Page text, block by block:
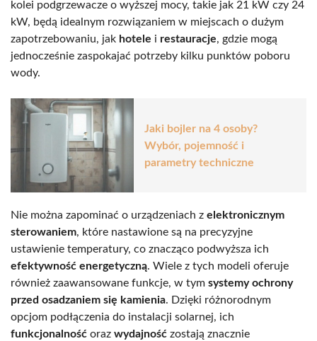
kolei podgrzewacze o wyższej mocy, takie jak 21 kW czy 24
kW, będą idealnym rozwiązaniem w miejscach o dużym
zapotrzebowaniu, jak hotele i restauracje, gdzie mogą
jednocześnie zaspokajać potrzeby kilku punktów poboru
wody.
Jaki bojler na 4 osoby?
Wybór, pojemność i
parametry techniczne
Nie można zapominać o urządzeniach z elektronicznym
sterowaniem, które nastawione są na precyzyjne
ustawienie temperatury, co znacząco podwyższa ich
efektywność energetyczną. Wiele z tych modeli oferuje
również zaawansowane funkcje, w tym systemy ochrony
przed osadzaniem się kamienia. Dzięki różnorodnym
opcjom podłączenia do instalacji solarnej, ich
funkcjonalność oraz wydajność zostają znacznie